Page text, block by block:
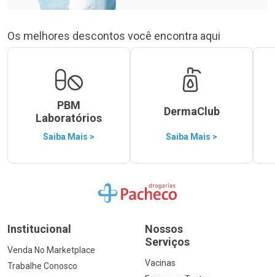
Os melhores descontos você encontra aqui
PBM
Laboratórios
Saiba Mais >
DermaClub
Saiba Mais >
Ir para a Home
Institucional
Venda No Marketplace
Trabalhe Conosco
Nossos
Serviços
Vacinas